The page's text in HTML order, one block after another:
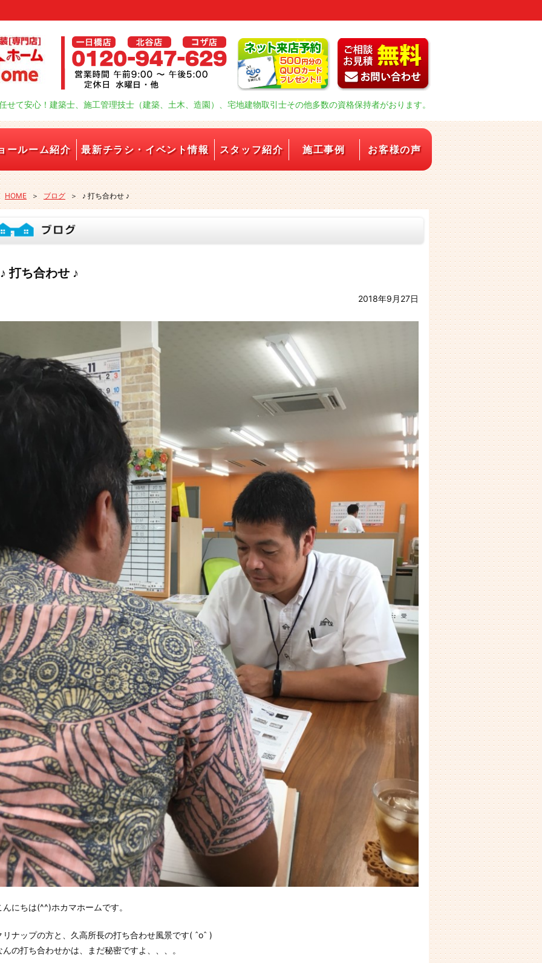
せて安心！建築士、施工管理技士（建築、土木、造園）、宅地建物取引士その他多数の資格保持者がおります。
ールーム紹介 最新チラシ・イベント情報 スタッフ紹介 施工事例 お客様の声
HOME ＞ ブログ ＞ ♪ 打ち合わせ ♪
♪ 打ち合わせ ♪
2018年9月27日
んにちは(^^)ホカマホームです。
リナップの方と、久高所長の打ち合わせ風景です( ˆoˆ )
んの打ち合わせかは、まだ秘密ですよ、、、。